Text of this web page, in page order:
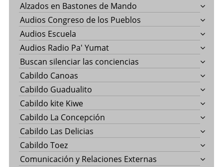
Alzados en Bastones de Mando
Audios Congreso de los Pueblos
Audios Escuela
Audios Radio Pa' Yumat
Buscan silenciar las conciencias
Cabildo Canoas
Cabildo Guadualito
Cabildo kite Kiwe
Cabildo La Concepción
Cabildo Las Delicias
Cabildo Toez
Comunicación y Relaciones Externas